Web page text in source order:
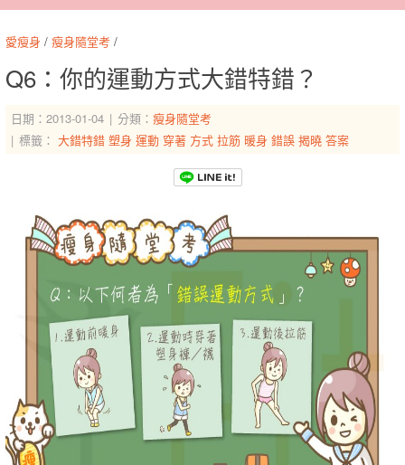
愛瘦身 / 瘦身隨堂考 /
Q6：你的運動方式大錯特錯？
日期：2013-01-04 分類： 瘦身隨堂考
標籤： 大錯特錯 塑身 運動 穿著 方式 拉筋 暖身 錯誤 揭曉 答案